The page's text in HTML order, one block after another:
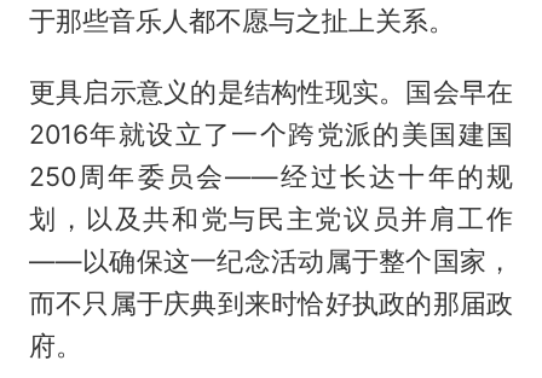
于那些音乐人都不愿与之扯上关系。
更具启示意义的是结构性现实。国会早在
2016年就设立了一个跨党派的美国建国
250周年委员会——经过长达十年的规
划，以及共和党与民主党议员并肩工作
——以确保这一纪念活动属于整个国家，
而不只属于庆典到来时恰好执政的那届政
府。